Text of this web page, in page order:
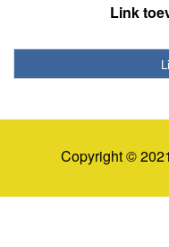
Link
Copyright ©